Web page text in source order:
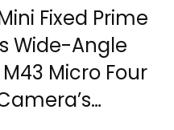
Fixed Prime
Wide-Angle
Micro Four